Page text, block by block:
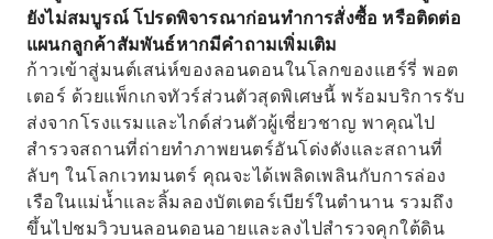
เตอร์เบียร์ในตำนานที่ House of Spells
สัมผัสประสบการณ์ในคุกใต้ดินของลอนดอน และ
เหินฟ้าเหนือเมืองบนชิงช้าสวรรค์ลอนดอนอาย!
ยังไม่สมบูรณ์ โปรดพิจารณาก่อนทำการสั่งซื้อ หรือติดต่อ
แผนกลูกค้าสัมพันธ์หากมีคำถามเพิ่มเติม
ก้าวเข้าสู่มนต์เสน่ห์ของลอนดอนในโลกของแฮร์รี่ พอต
เตอร์ ด้วยแพ็กเกจทัวร์ส่วนตัวสุดพิเศษนี้ พร้อมบริการรับ
ส่งจากโรงแรมและไกด์ส่วนตัวผู้เชี่ยวชาญ พาคุณไป
สำรวจสถานที่ถ่ายทำภาพยนตร์อันโด่งดังและสถานที่
ลับๆ ในโลกเวทมนตร์ คุณจะได้เพลิดเพลินกับการล่อง
เรือในแม่น้ำและลิ้มลองบัตเตอร์เบียร์ในตำนาน รวมถึง
ขึ้นไปชมวิวบนลอนดอนอายและลงไปสำรวจคุกใต้ดิน